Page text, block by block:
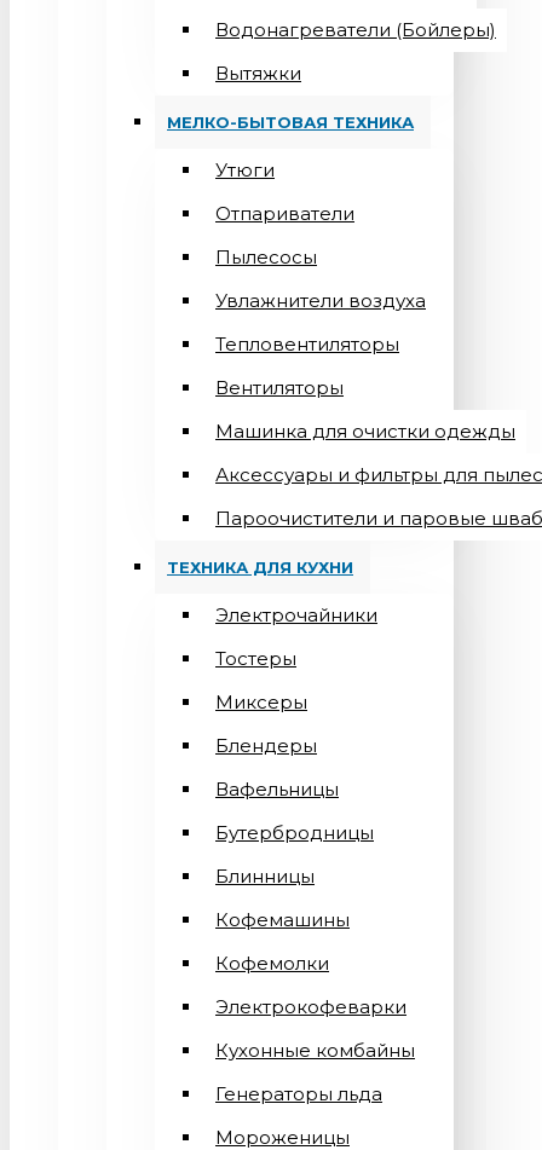
Водонагреватели (Бойлеры)
Вытяжки
МЕЛКО-БЫТОВАЯ ТЕХНИКА
Утюги
Отпариватели
Пылесосы
Увлажнители воздуха
Тепловентиляторы
Вентиляторы
Машинка для очистки одежды
Аксессуары и фильтры для
Пароочистители и паровые
ТЕХНИКА ДЛЯ КУХНИ
Электрочайники
Тостеры
Миксеры
Блендеры
Вафельницы
Бутербродницы
Блинницы
Кофемашины
Кофемолки
Электрокофеварки
Кухонные комбайны
Генераторы льда
Мороженицы